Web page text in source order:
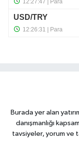
Burada yer alan
danışmanlığı
tavsiyeler, yorum ve